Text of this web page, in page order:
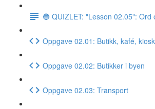
🔵 QUIZLET: "Lesson 02.05": Ord
Oppgave 02.01: Butikk, kafé,
Oppgave 02.02: Butikker i byen
Oppgave 02.03: Transport